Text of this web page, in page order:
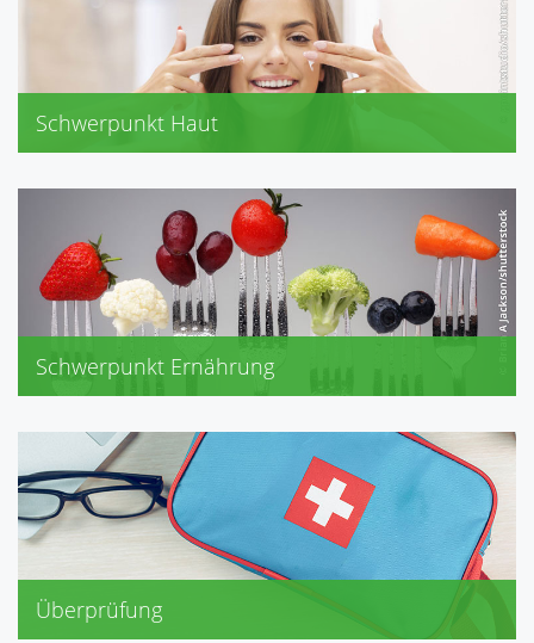
Schwerpunkt Haut
Eubos, Frei
Louis Widmer
Olivenöl-Serie (Dr.Theiss)
Schwerpunkt Ernährung
Gicht, Senioren
Stillzeit
Übergewicht
Überprüfung